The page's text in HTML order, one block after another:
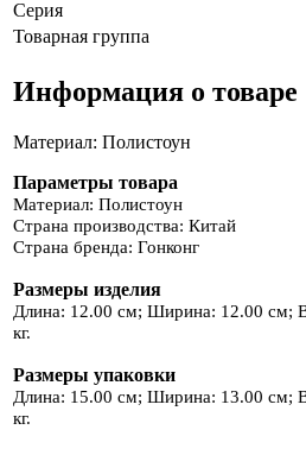
Серия
Товарная группа
Информация о товаре
Материал: Полистоун
Параметры товара
Материал: Полистоун
Страна производства: Китай
Страна бренда: Гонконг
Размеры изделия
Длина: 12.00 см; Ширина: 12.00 см;
кг.
Размеры упаковки
Длина: 15.00 см; Ширина: 13.00 см;
кг.